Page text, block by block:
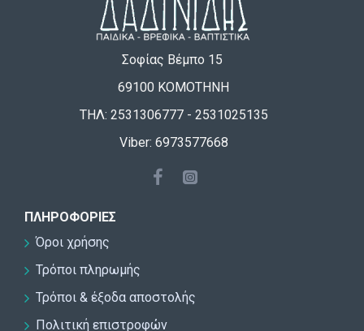
Σοφίας Βέμπο 15
69100 ΚΟΜΟΤΗΝΗ
ΤΗΛ: 2531306777 - 2531025135
Viber: 6973577668
ΠΛΗΡΟΦΟΡΊΕΣ
Όροι χρήσης
Τρόποι πληρωμής
Τρόποι & έξοδα αποστολής
Πολιτική επιστροφών